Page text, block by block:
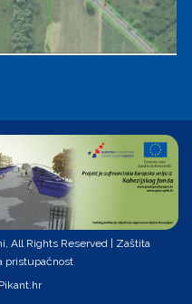
All Rights Reserved | Zaštita
pristupačnost
Pikant.hr